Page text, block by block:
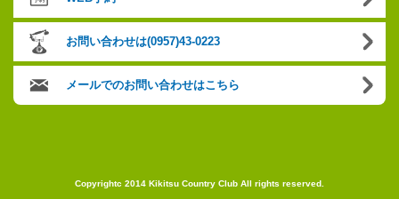
お問い合わせは(0957)43-0223
メールでのお問い合わせはこちら
Copyrightc 2014 Kikitsu Country Club All rights reserved.